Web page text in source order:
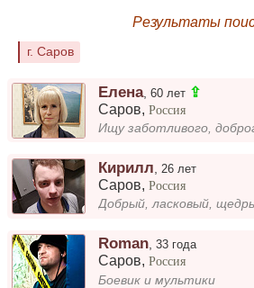
Результаты
г. Саров
Елена,60 лет ⇪
Саров,Россия
Кирилл 26 лет
Саров,Россия
Добрый, ласковый,
Roman,33 года
Саров,Россия
Боевик и мультики